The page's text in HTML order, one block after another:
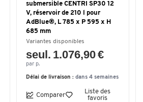
submersible CENTRI SP30 12
V, réservoir de 210 l pour
AdBlue®, L 785 x P 595 x H
685 mm
Variantes disponibles
seul. 1.076,90 €
par p.
Délai de livraison : dans 4 semaines
Comparer
Liste des
favoris